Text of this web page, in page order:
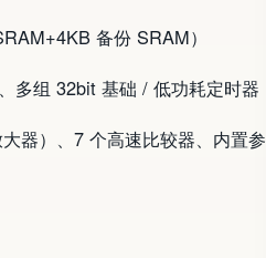
备份 SRAM）
多组 32bit 基础 / 低功耗定时器
器）、7 个高速比较器、内置参